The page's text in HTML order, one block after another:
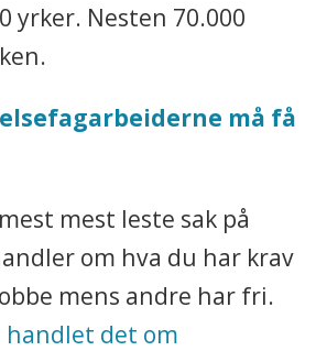
yrker. Nesten 70.000
må få
mest leste sak på
om hva du har krav
mens andre har fri.
handlet det om